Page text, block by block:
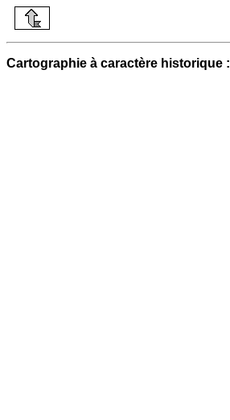
Cartographie à caractère historique :